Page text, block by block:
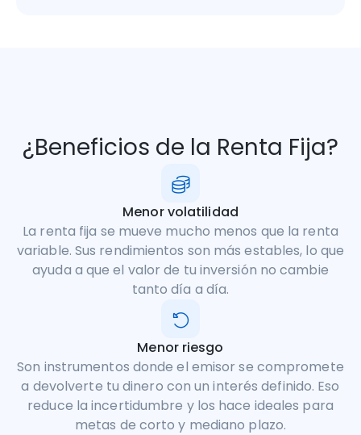
¿Beneficios de la Renta Fija?
Menor volatilidad
La renta fija se mueve mucho menos que la renta
variable. Sus rendimientos son más estables, lo que
ayuda a que el valor de tu inversión no cambie
tanto día a día.
Menor riesgo
Son instrumentos donde el emisor se compromete
a devolverte tu dinero con un interés definido. Eso
reduce la incertidumbre y los hace ideales para
metas de corto y mediano plazo.